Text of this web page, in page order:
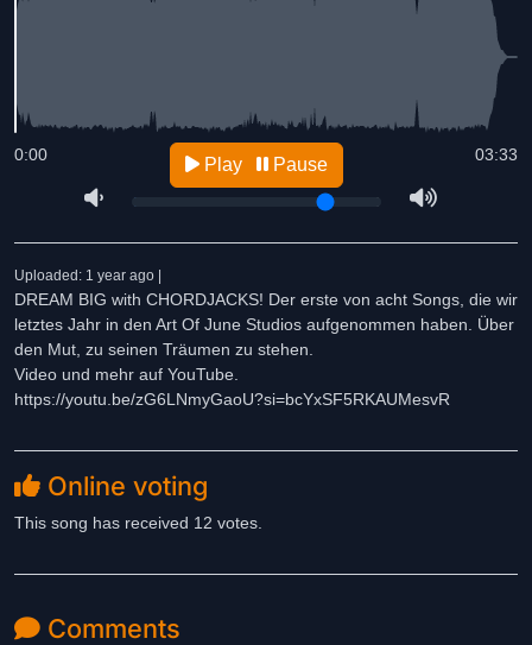
03:33
0:00 Play Pause
Uploaded: 1 year ago |
DREAM BIG with CHORDJACKS! Der erste von acht Songs, die wir
letztes Jahr in den Art Of June Studios aufgenommen haben. Über
den Mut, zu seinen Träumen zu stehen.
Video und mehr auf YouTube.
https://youtu.be/zG6LNmyGaoU?si=bcYxSF5RKAUMesvR
Online voting
This song has received 12 votes.
Comments